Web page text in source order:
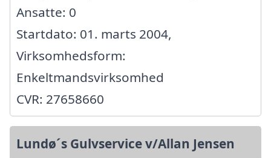
Ansatte: 0
Startdato: 01. marts 2004,
Virksomhedsform:
Enkeltmandsvirksomhed
CVR: 27658660
Lundø´s Gulvservice v/Allan Jensen